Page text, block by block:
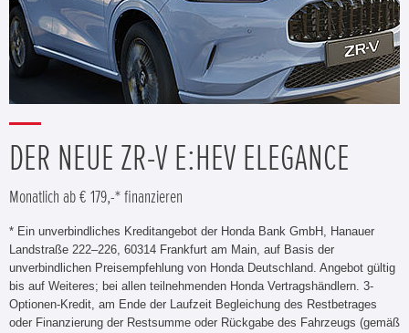
DER NEUE ZR-V E:HEV ELEGANCE
Monatlich ab € 179,-* finanzieren
* Ein unverbindliches Kreditangebot der Honda Bank GmbH, Hanauer
Landstraße 222–226, 60314 Frankfurt am Main, auf Basis der
unverbindlichen Preisempfehlung von Honda Deutschland. Angebot gültig
bis auf Weiteres; bei allen teilnehmenden Honda Vertragshändlern. 3-
Optionen-Kredit, am Ende der Laufzeit Begleichung des Restbetrages
oder Finanzierung der Restsumme oder Rückgabe des Fahrzeugs (gemäß